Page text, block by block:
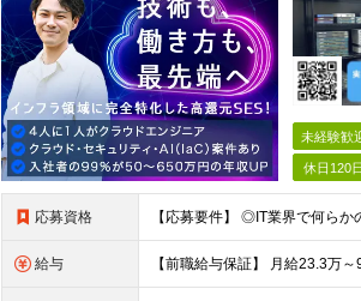
未経験歓
休日120日
応募資格
給与